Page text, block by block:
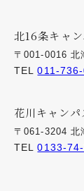
北16条キャン
〒001-0016 北
TEL011-736-
花川キャンパ
〒061-3204 北
TEL0133-74-